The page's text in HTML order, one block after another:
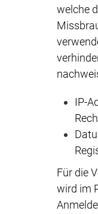
welche
IP-
Für die
wird im